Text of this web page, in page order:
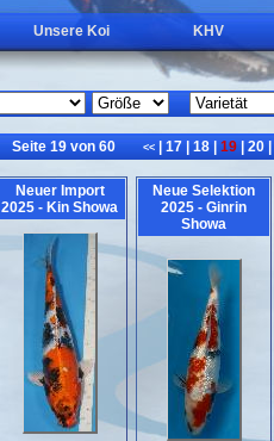
Unsere Koi KHV
Seite 19 von 60 << 17 18 19 20
Neuer Import
2025 - Kin Showa
Neue Selektion
2025 - Ginrin
Showa